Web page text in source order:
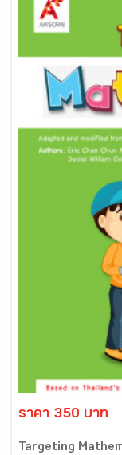
ราคา 350 บาท
Targeting